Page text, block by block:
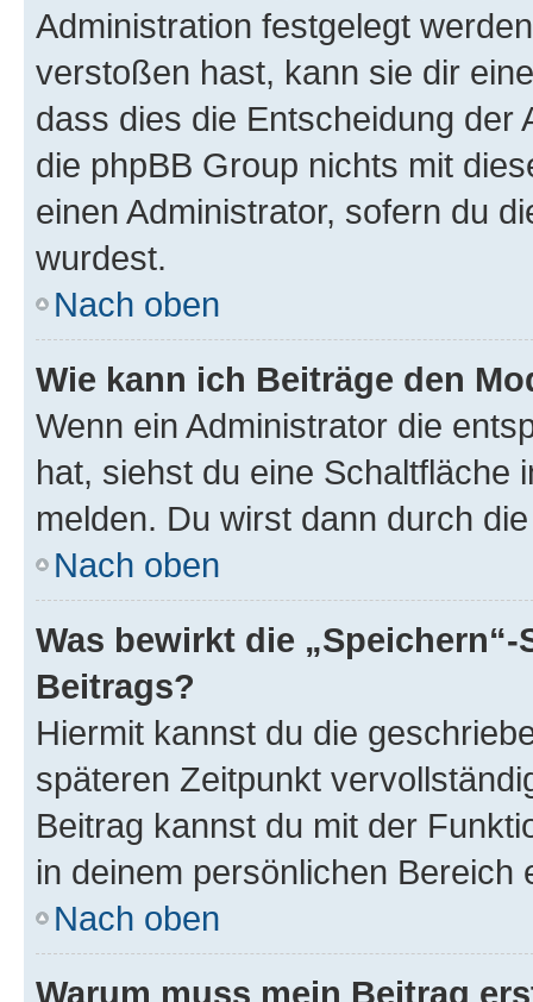
Administration festgelegt
verstoßen hast, kann sie dir
dass dies die Entscheidung der
die phpBB Group nichts mit
einen Administrator, sofern du
wurdest.
Nach oben
Wie kann ich Beiträge den
Wenn ein Administrator die
hat, siehst du eine Schaltfläche
melden. Du wirst dann durch
Nach oben
Was bewirkt die
Beitrags?
Hiermit kannst du die
späteren Zeitpunkt
Beitrag kannst du mit der
in deinem persönlichen Bereich
Nach oben
Warum muss mein Beitrag